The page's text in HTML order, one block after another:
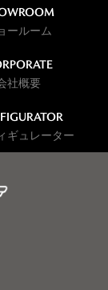
ールーム
社概要
ギュレーター